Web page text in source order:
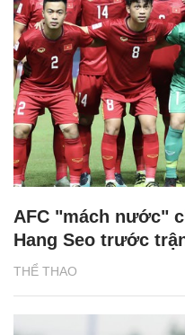
THỂ THAO
AFC "mách nước"
Hang Seo trước